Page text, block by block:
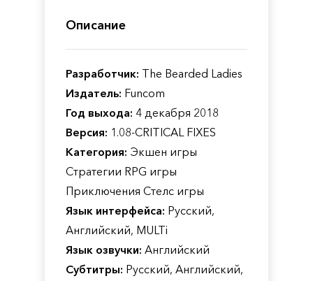
Описание
Разработчик: The Bearded Ladies
Издатель: Funcom
Год выхода: 4 декабря 2018
Версия: 1.08-CRITICAL FIXES
Категория: Экшен игры
Стратегии RPG игры
Приключения Стелс игры
Язык интерфейса: Русский,
Английский, MULTi
Язык озвучки: Английский
Субтитры: Русский, Английский,